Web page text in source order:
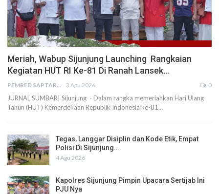
Meriah, Wabup Sijunjung Launching Rangkaian
Kegiatan HUT RI Ke-81 Di Ranah Lansek…
PEMRED SAPTARIUS 3 Agu 2026 0
JURNAL SUMBAR| Sijunjung - Dalam rangka memeriahkan Hari Ulang
Tahun (HUT) Kemerdekaan Republik Indonesia ke-81…
Tegas, Langgar Disiplin dan Kode Etik, Empat
Polisi Di Sijunjung…
4 Agu 2026
Kapolres Sijunjung Pimpin Upacara Sertijab Ini
PJU Nya